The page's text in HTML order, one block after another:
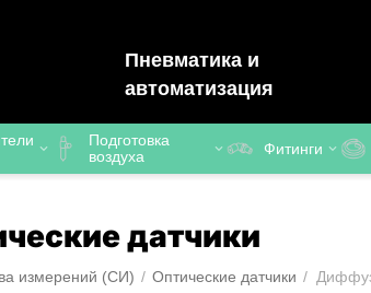
Пневматика и
автоматизация
Подготовка
воздуха
Фитинги
датчики
измерений (СИ) / Оптические датчики /